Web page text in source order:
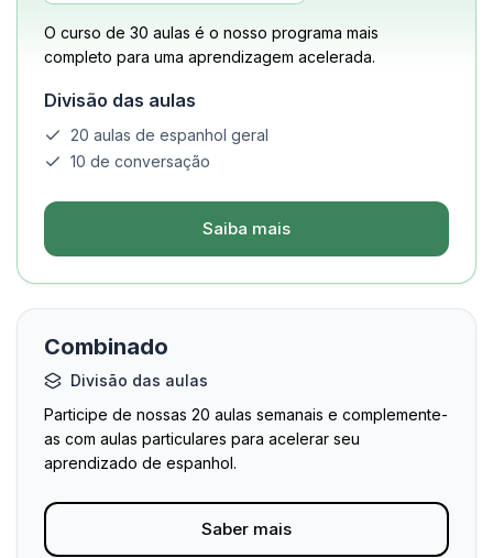
O curso de 30 aulas é o nosso programa mais
completo para uma aprendizagem acelerada.
Divisão das aulas
20 aulas de espanhol geral
10 de conversação
Saiba mais
Combinado
Divisão das aulas
Participe de nossas 20 aulas semanais e complemente-
as com aulas particulares para acelerar seu
aprendizado de espanhol.
Saber mais